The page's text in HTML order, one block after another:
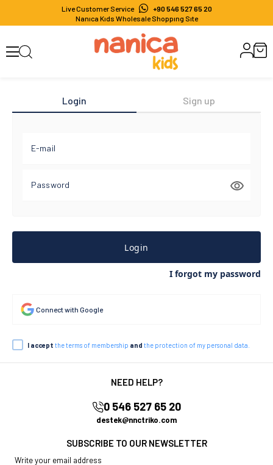
Live Customer Service
+90 546 527 65 20
Nanıca Kıds Wholesale Shoppıng Sıte
Login Sign up
E-mail
Password
Login
I forgot my password
Connect with Google
I accept the terms of membership and the protection of my personal data.
NEED HELP?
0 546 527 65 20
destek@nnctriko.com
SUBSCRIBE TO OUR NEWSLETTER